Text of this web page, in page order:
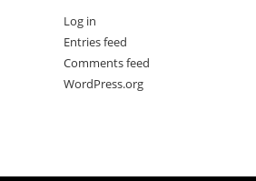
Log in
Entries feed
Comments feed
WordPress.org